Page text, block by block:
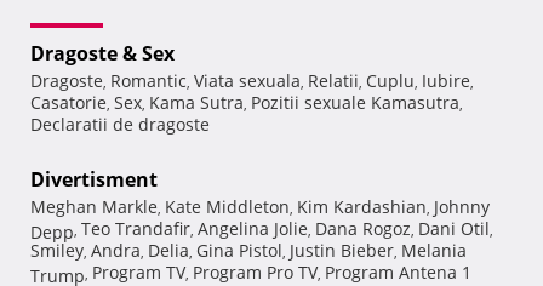
Dragoste & Sex
Dragoste, Romantic, Viata sexuala, Relatii, Cuplu, Iubire,
Casatorie, Sex, Kama Sutra, Pozitii sexuale Kamasutra,
Declaratii de dragoste
Divertisment
Meghan Markle, Kate Middleton, Kim Kardashian, Johnny
Depp, Teo Trandafir, Angelina Jolie, Dana Rogoz, Dani Otil,
Smiley, Andra, Delia, Gina Pistol, Justin Bieber, Melania
Trump, Program TV, Program Pro TV, Program Antena 1